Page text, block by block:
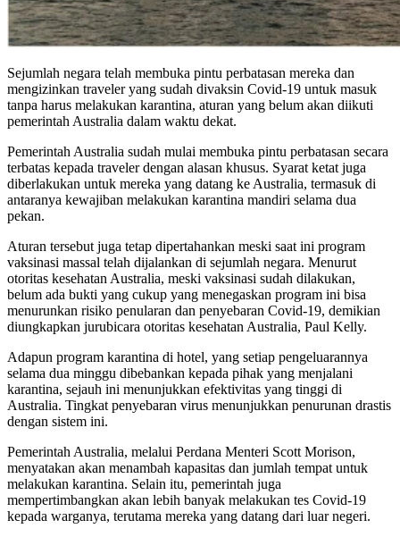
Sejumlah negara telah membuka pintu perbatasan mereka dan
mengizinkan traveler yang sudah divaksin Covid-19 untuk masuk
tanpa harus melakukan karantina, aturan yang belum akan diikuti
pemerintah Australia dalam waktu dekat.
Pemerintah Australia sudah mulai membuka pintu perbatasan secara
terbatas kepada traveler dengan alasan khusus. Syarat ketat juga
diberlakukan untuk mereka yang datang ke Australia, termasuk di
antaranya kewajiban melakukan karantina mandiri selama dua
pekan.
Aturan tersebut juga tetap dipertahankan meski saat ini program
vaksinasi massal telah dijalankan di sejumlah negara. Menurut
otoritas kesehatan Australia, meski vaksinasi sudah dilakukan,
belum ada bukti yang cukup yang menegaskan program ini bisa
menurunkan risiko penularan dan penyebaran Covid-19, demikian
diungkapkan jurubicara otoritas kesehatan Australia, Paul Kelly.
Adapun program karantina di hotel, yang setiap pengeluarannya
selama dua minggu dibebankan kepada pihak yang menjalani
karantina, sejauh ini menunjukkan efektivitas yang tinggi di
Australia. Tingkat penyebaran virus menunjukkan penurunan drastis
dengan sistem ini.
Pemerintah Australia, melalui Perdana Menteri Scott Morison,
menyatakan akan menambah kapasitas dan jumlah tempat untuk
melakukan karantina. Selain itu, pemerintah juga
mempertimbangkan akan lebih banyak melakukan tes Covid-19
kepada warganya, terutama mereka yang datang dari luar negeri.